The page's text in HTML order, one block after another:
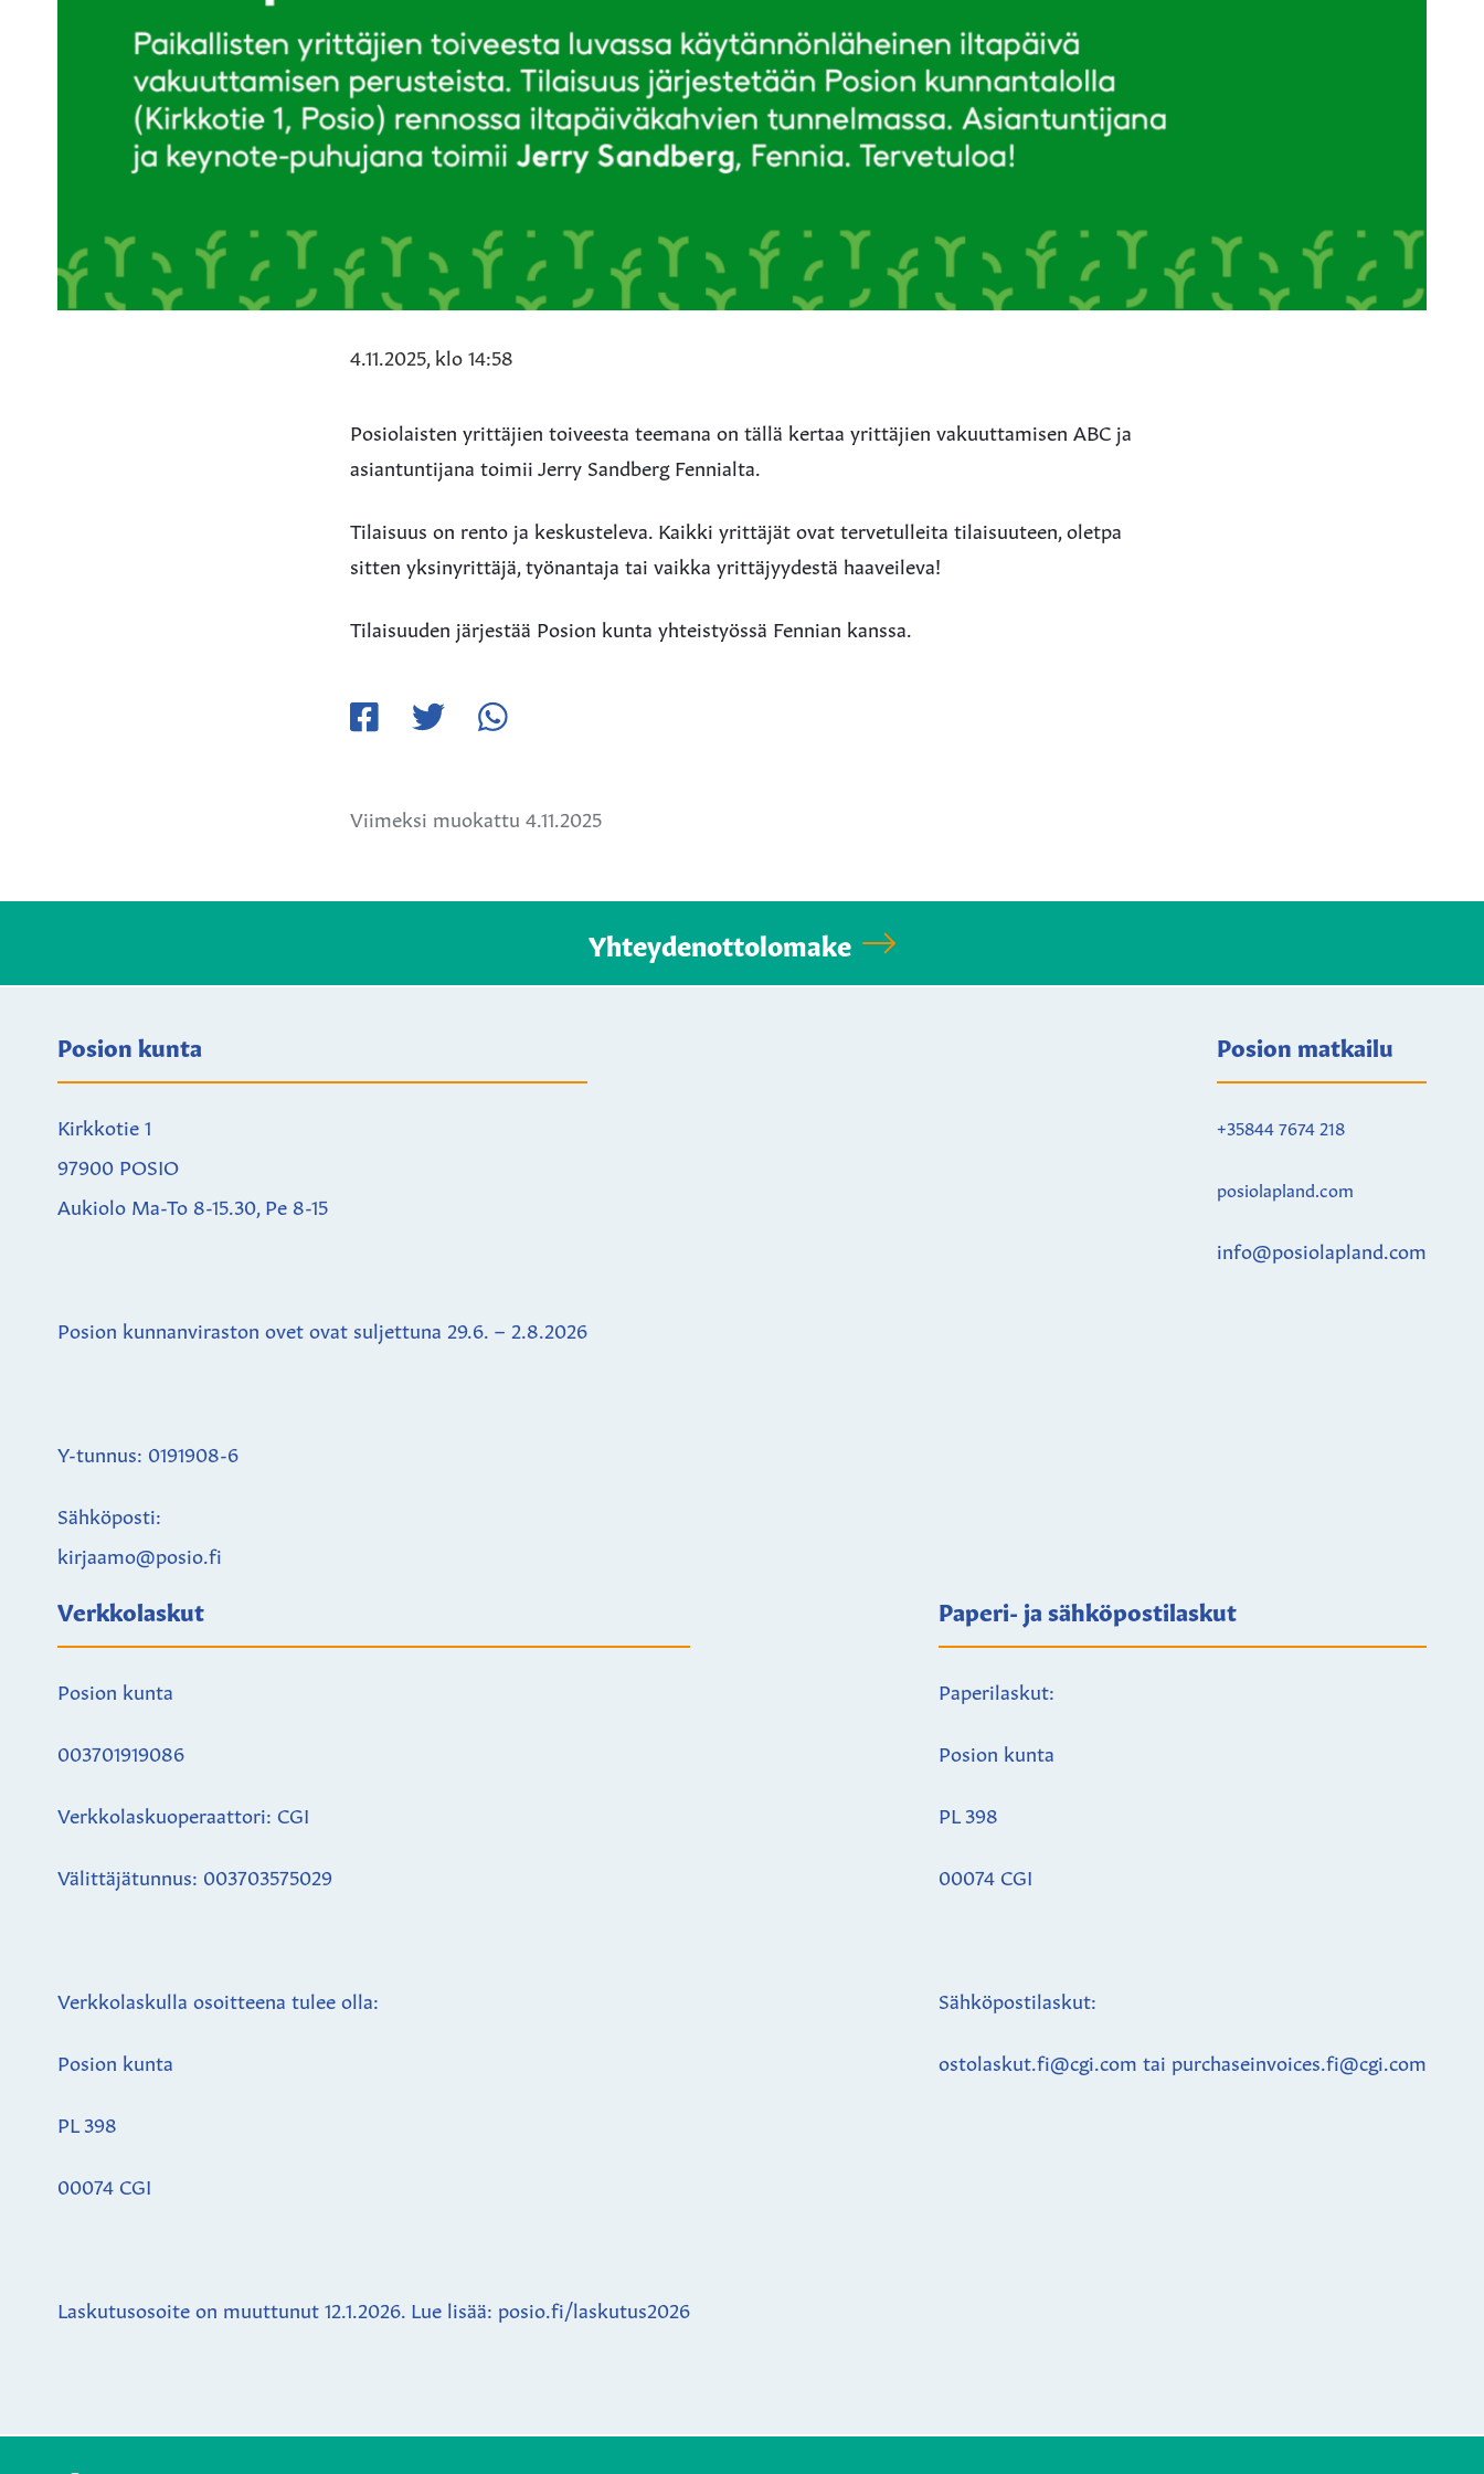
4.11.2025, klo 14:58
Posiolaisten yrittäjien toiveesta teemana on tällä kertaa yrittäjien vakuuttamisen ABC ja
asiantuntijana toimii Jerry Sandberg Fennialta.
Tilaisuus on rento ja keskusteleva. Kaikki yrittäjät ovat tervetulleita tilaisuuteen, oletpa
sitten yksinyrittäjä, työnantaja tai vaikka yrittäjyydestä haaveileva!
Tilaisuuden järjestää Posion kunta yhteistyössä Fennian kanssa.
Viimeksi muokattu 4.11.2025
Yhteydenottolomake
Posion kunta
Kirkkotie 1
97900 POSIO
Aukiolo Ma-To 8-15.30, Pe 8-15
Posion kunnanviraston ovet ovat suljettuna 29.6. – 2.8.2026
Y-tunnus: 0191908-6
Sähköposti:
kirjaamo@posio.fi
Posion matkailu
+35844 7674 218
posiolapland.com
info@posiolapland.com
Verkkolaskut
Posion kunta
003701919086
Verkkolaskuoperaattori: CGI
Välittäjätunnus: 003703575029
Verkkolaskulla osoitteena tulee olla:
Posion kunta
PL 398
00074 CGI
Laskutusosoite on muuttunut 12.1.2026. Lue lisää: posio.fi/laskutus2026
Paperi- ja sähköpostilaskut
Paperilaskut:
Posion kunta
PL 398
00074 CGI
Sähköpostilaskut:
ostolaskut.fi@cgi.com tai purchaseinvoices.fi@cgi.com